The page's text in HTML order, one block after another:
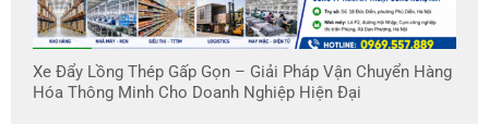
Xe Đẩy Lồng Thép Gấp Gọn – Giải Pháp Vận Chuyển Hàng
Hóa Thông Minh Cho Doanh Nghiệp Hiện Đại